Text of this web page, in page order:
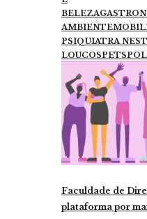
BELEZA
AMBIENTE
PSIQUIATRA
LOUCOSPETS
Faculdade de
plataforma por